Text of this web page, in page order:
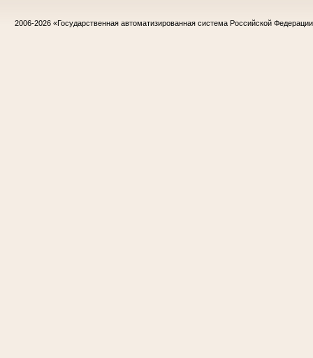
2006-2026 «Государственная автоматизированная система Российской